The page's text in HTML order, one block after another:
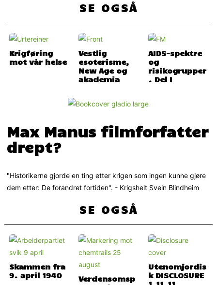
SE OGSÅ
Krigføring
mot vår helse
Vestlig
esoterisme,
New Age og
akademia
AIDS-spektre
og
risikogrupper
. Del I
Max Manus filmforfatter
drept?
"Historikerne gjorde en ting etter krigen som ingen kunne gjøre
dem etter: De forandret fortiden". - Krigshelt Svein Blindheim
SE OGSÅ
Skammen fra
9. april 1940
Verdensomsp
Utenomjordis
k DISCLOSURE